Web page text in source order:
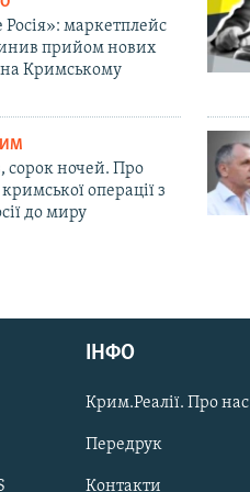
маркетплейс
прийом нових
Кримському
сорок ночей. Про
операції з
до миру
ІНФО
Крим.Реалії. Про нас
Передрук
Контакти